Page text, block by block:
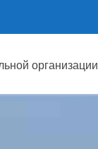
организации